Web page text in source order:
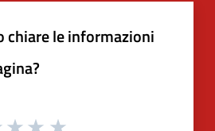
chiare le informazioni